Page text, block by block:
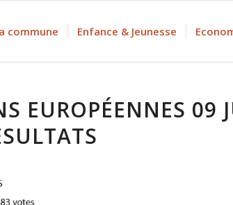
commune Enfance & Jeunesse
EUROPÉENNES 09